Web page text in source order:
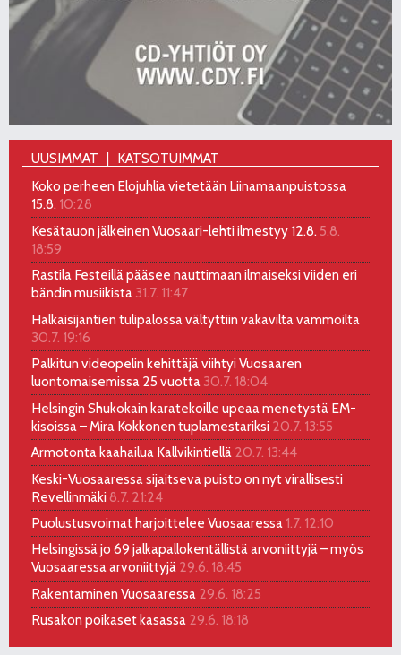
UUSIMMAT
KATSOTUIMMAT
Koko perheen Elojuhlia vietetään Liinamaanpuistossa
15.8. 10:28
Kesätauon jälkeinen Vuosaari-lehti ilmestyy 12.8. 5.8.
18:59
Rastila Festeillä pääsee nauttimaan ilmaiseksi viiden eri
bändin musiikista 31.7. 11:47
Halkaisijantien tulipalossa vältyttiin vakavilta vammoilta
30.7. 19:16
Palkitun videopelin kehittäjä viihtyi Vuosaaren
luontomaisemissa 25 vuotta 30.7. 18:04
Helsingin Shukokain karatekoille upeaa menetystä EM-
kisoissa – Mira Kokkonen tuplamestariksi 20.7. 13:55
Armotonta kaahailua Kallvikintiellä 20.7. 13:44
Keski-Vuosaaressa sijaitseva puisto on nyt virallisesti
Revellinmäki 8.7. 21:24
Puolustusvoimat harjoittelee Vuosaaressa 1.7. 12:10
Helsingissä jo 69 jalkapallokentällistä arvoniittyjä – myös
Vuosaaressa arvoniittyjä 29.6. 18:45
Rakentaminen Vuosaaressa 29.6. 18:25
Rusakon poikaset kasassa 29.6. 18:18